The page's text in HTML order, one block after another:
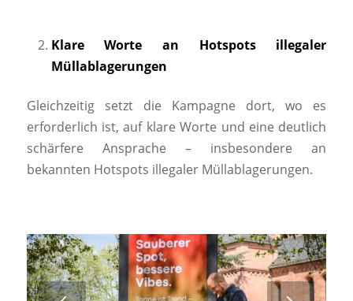
Klare Worte an Hotspots illegaler
Müllablagerungen
Gleichzeitig setzt die Kampagne dort, wo es
erforderlich ist, auf klare Worte und eine deutlich
schärfere Ansprache – insbesondere an
bekannten Hotspots illegaler Müllablagerungen.